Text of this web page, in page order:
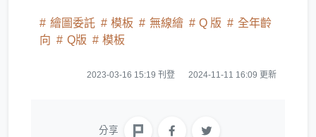
繪圖委託 模板 無線繪 Q 版
全年齡
向
Q版 模板
2023-03-16 15:19 刊登 2024-11-11 16:09 更新
分享